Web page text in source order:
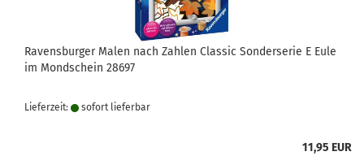
Ravensburger Malen nach Zahlen Classic Sonderserie E Eule
im Mondschein 28697
Lieferzeit: sofort lie­fer­bar
11,95 EUR